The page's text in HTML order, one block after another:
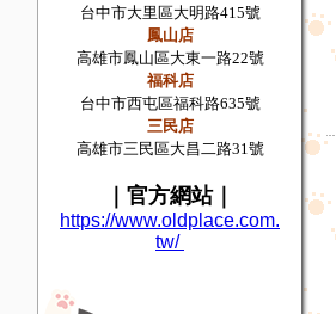
台中市大里區大明路415號
鳳山店
高雄市鳳山區大東一路22號
福科店
台中市西屯區福科路635號
三民店
高雄市三民區大昌二路31號
官方網站｜
https://www.oldplace.com.
tw/